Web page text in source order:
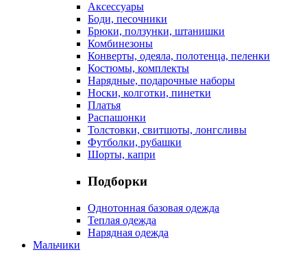
Аксессуары
Боди, песочники
Брюки, ползунки, штанишки
Комбинезоны
Конверты, одеяла, полотенца, пеленки
Костюмы, комплекты
Нарядные, подарочные наборы
Носки, колготки, пинетки
Платья
Распашонки
Толстовки, свитшоты, лонгсливы
Футболки, рубашки
Шорты, капри
Подборки
Однотонная базовая одежда
Теплая одежда
Нарядная одежда
Мальчики